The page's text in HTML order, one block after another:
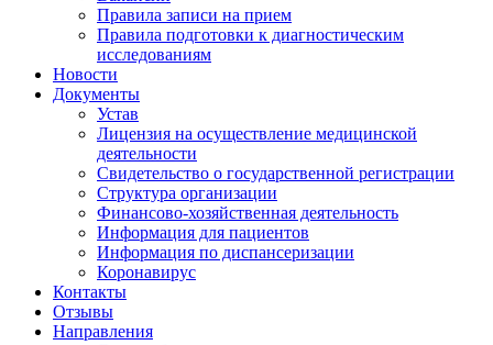
Правила записи на прием
Правила подготовки к диагностическим
исследованиям
Новости
Документы
Устав
Лицензия на осуществление медицинской
деятельности
Свидетельство о государственной регистрации
Структура организации
Финансово-хозяйственная деятельность
Информация для пациентов
Информация по диспансеризации
Коронавирус
Контакты
Отзывы
Направления